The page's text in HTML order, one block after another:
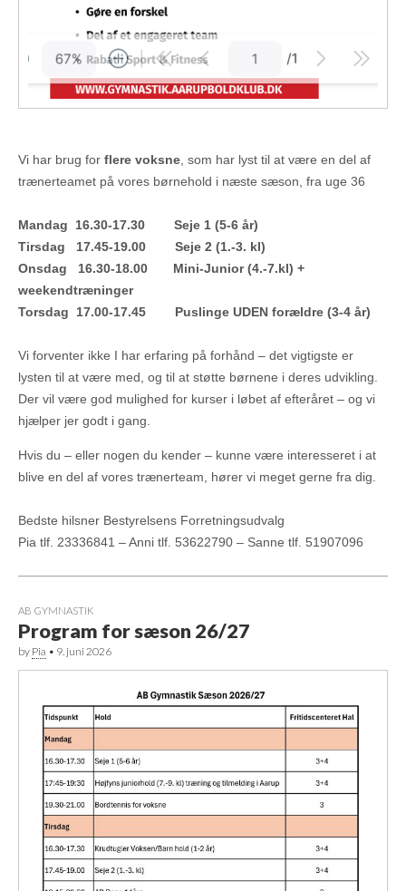
Vi har brug for flere voksne , som har lyst til at være en del af
trænerteamet på vores børnehold i næste sæson, fra uge 36
Mandag 16.30-17.30 Seje 1 (5-6 år)
Tirsdag 17.45-19.00 Seje 2 (1.-3. kl)
Onsdag 16.30-18.00 Mini-Junior (4.-7.kl) +
weekendtræninger
Torsdag 17.00-17.45 Puslinge UDEN forældre (3-4 år)
Vi forventer ikke I har erfaring på forhånd – det vigtigste er
lysten til at være med, og til at støtte børnene i deres udvikling.
Der vil være god mulighed for kurser i løbet af efteråret – og vi
hjælper jer godt i gang.
Hvis du – eller nogen du kender – kunne være interesseret i at
blive en del af vores trænerteam, hører vi meget gerne fra dig.
Bedste hilsner Bestyrelsens Forretningsudvalg
Pia tlf. 23336841 – Anni tlf. 53622790 – Sanne tlf. 51907096
AB GYMNASTIK
Program for sæson 26/27
by Pia • 9. juni 2026